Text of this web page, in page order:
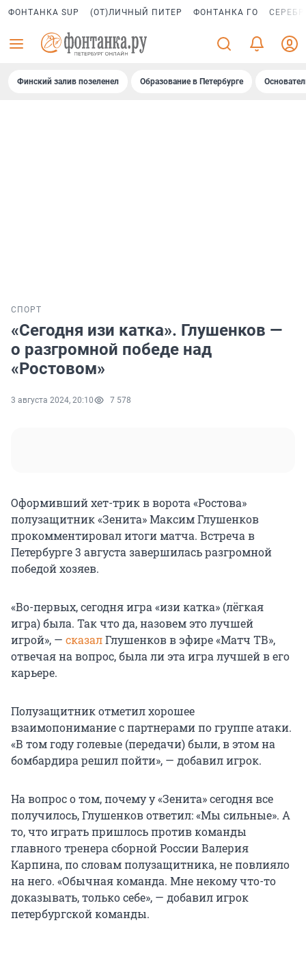
ФОНТАНКА SUP (ОТ)ЛИЧНЫЙ ПИТЕР ФОНТАНКА ГО
Финский залив позеленел Образование в Петербурге
СПОРТ
«Сегодня изи катка». Глушенков —
о разгромной победе над
«Ростовом»
3 августа 2024, 20:10 7 578
Оформивший хет-трик в ворота «Ростова»
полузащитник «Зенита» Максим Глушенков
прокомментировал итоги матча. Встреча в
Петербурге 3 августа завершилась разгромной
победой хозяев.
«Во-первых, сегодня игра «изи катка» (лёгкая
игра) была. Так что да, назовем это лучшей
игрой», — сказалГлушенков в эфире «Матч ТВ»,
отвечая на вопрос, была ли эта игра лучшей в его
карьере.
Полузащитник отметил хорошее
взаимопонимание с партнерами по группе атаки.
«В том году голевые (передачи) были, в этом на
бомбардира решил пойти», — добавил игрок.
На вопрос о том, почему у «Зенита» сегодня все
получилось, Глушенков ответил: «Мы сильные». А
то, что играть пришлось против команды
главного тренера сборной России Валерия
Карпина, по словам полузащитника, не повлияло
на него. «Обычная команда. Мне некому что-то
доказывать, только себе», — добавил игрок
петербургской команды.